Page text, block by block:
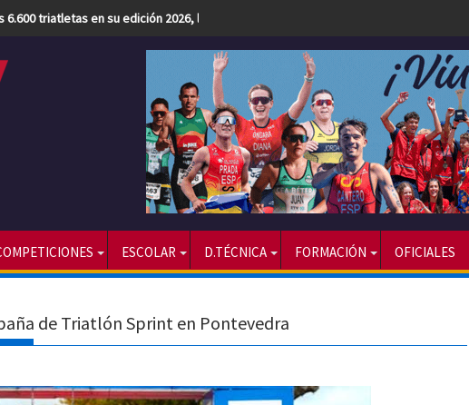
triatletas en su edición 2026, la más numerosa hasta la fecha
ESCOLAR D.TÉCNICA FORMACIÓN OFICIALES
de Triatlón Sprint en Pontevedra